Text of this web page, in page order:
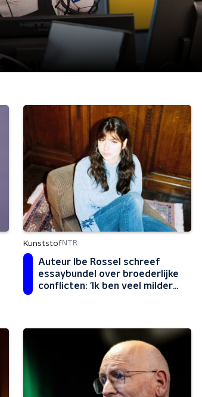
KunststofNTR
Auteur Ibe Rossel schreef
essaybundel over broederlijke
conflicten: 'Ik ben veel milder